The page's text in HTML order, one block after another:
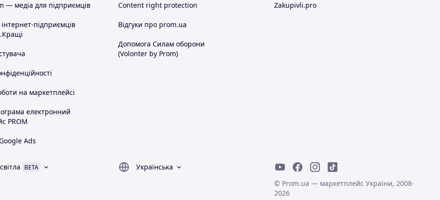
— медіа для підприємців
підприємців
на маркетплейсі
електронний
PROM
Ads
Content right protection
Відгуки про prom.ua
Допомога Силам оборони
(Volonter by Prom)
Zakupivli.pro
світла BETA
Українська
© Prom.ua — маркетплейс України, 2008-
2026